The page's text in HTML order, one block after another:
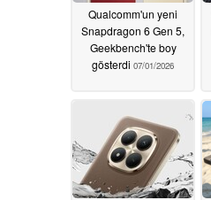
Qualcomm'un yeni
Snapdragon 6 Gen 5,
Geekbench'te boy
gösterdi 07/01/2026